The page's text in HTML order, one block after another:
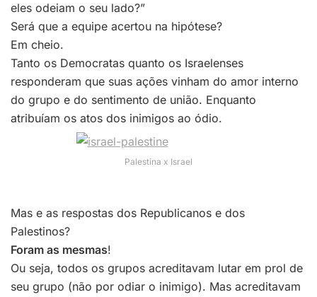
eles odeiam o seu lado?”
Será que a equipe acertou na hipótese?
Em cheio.
Tanto os Democratas quanto os Israelenses
responderam que suas ações vinham do amor interno
do grupo e do sentimento de união. Enquanto
atribuíam os atos dos inimigos ao ódio.
Palestina x Israel
Mas e as respostas dos Republicanos e dos
Palestinos?
Foram as mesmas!
Ou seja, todos os grupos acreditavam lutar em prol de
seu grupo (não por odiar o inimigo). Mas acreditavam